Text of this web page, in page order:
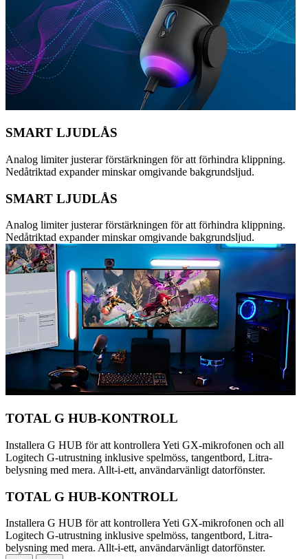
SMART LJUDLÅS
Analog limiter justerar förstärkningen för att förhindra klippning.
Nedåtriktad expander minskar omgivande bakgrundsljud.
SMART LJUDLÅS
Analog limiter justerar förstärkningen för att förhindra klippning.
Nedåtriktad expander minskar omgivande bakgrundsljud.
TOTAL G HUB-KONTROLL
Installera G HUB för att kontrollera Yeti GX-mikrofonen och all
Logitech G-utrustning inklusive spelmöss, tangentbord, Litra-
belysning med mera. Allt-i-ett, användarvänligt datorfönster.
TOTAL G HUB-KONTROLL
Installera G HUB för att kontrollera Yeti GX-mikrofonen och all
Logitech G-utrustning inklusive spelmöss, tangentbord, Litra-
belysning med mera. Allt-i-ett, användarvänligt datorfönster.